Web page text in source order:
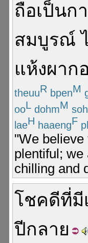
ถือเป็นก
สมบูรณ์
แห้งผาก
theuuR bpenM
ooL dohmM
laeH haaengF
"We believe
plentiful; we
chilling and
โชคดีที่มี
ปีกลาย